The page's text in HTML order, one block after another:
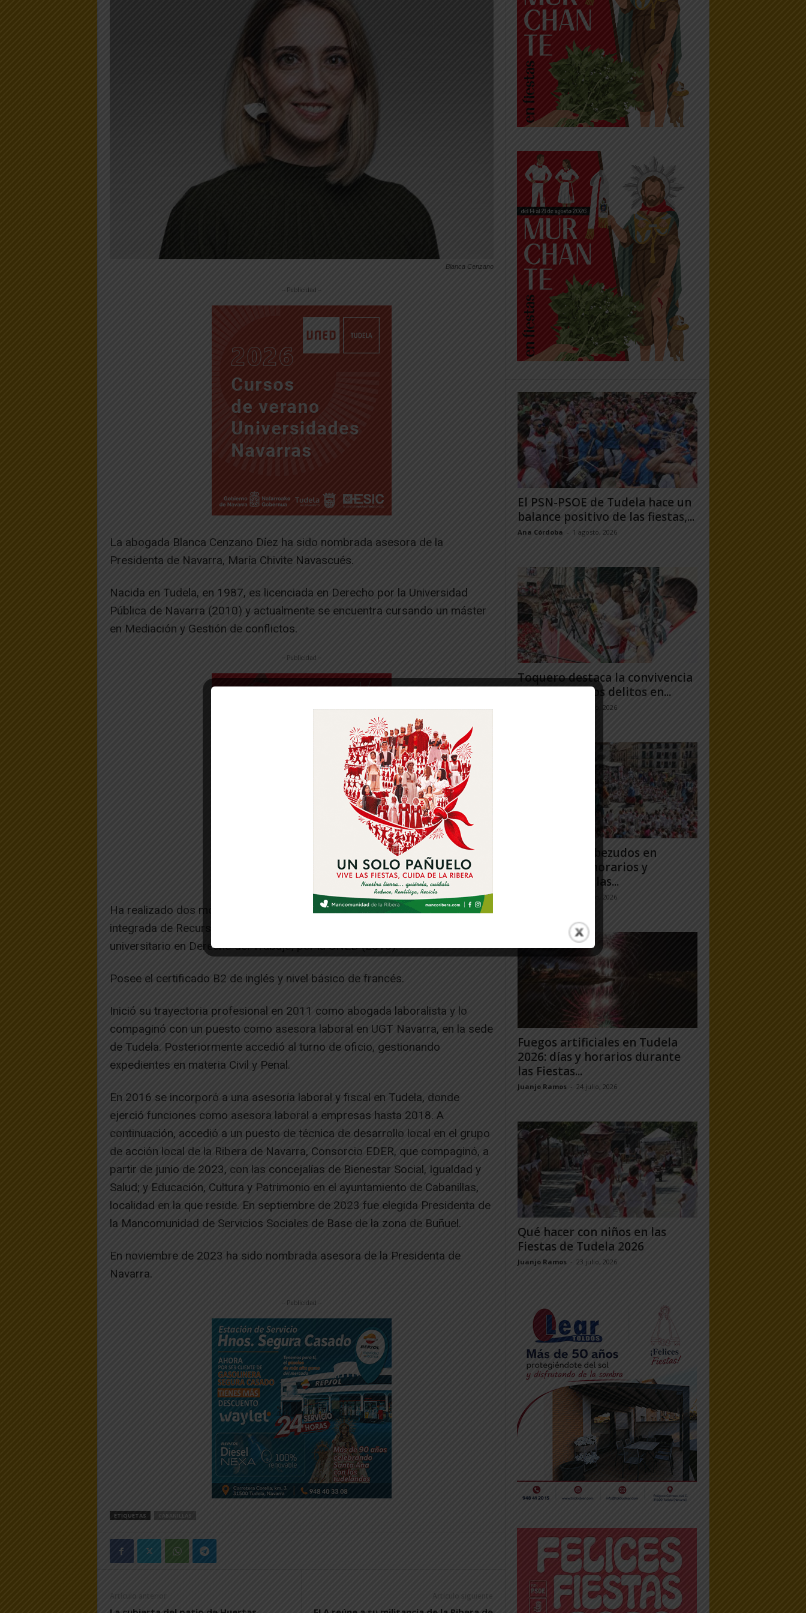
Blanca Cenzano
-- Publicidad --
La abogada Blanca Cenzano Díez ha sido nombrada asesora de la
Presidenta de Navarra, María Chivite Navascués.
Nacida en Tudela, en 1987, es licenciada en Derecho por la Universidad
Pública de Navarra (2010) y actualmente se encuentra cursando un máster
en Mediación y Gestión de conflictos.
-- Publicidad --
Ha realizado dos módulos del Certificado de Profesionalidad de Gestión
integrada de Recursos Humanos (2018) y dispone del Diploma experto
universitario en Derecho del Trabajo, por la UNED (2016).
Posee el certificado B2 de inglés y nivel básico de francés.
Inició su trayectoria profesional en 2011 como abogada laboralista y lo
compaginó con un puesto como asesora laboral en UGT Navarra, en la sede
de Tudela. Posteriormente accedió al turno de oficio, gestionando
expedientes en materia Civil y Penal.
En 2016 se incorporó a una asesoría laboral y fiscal en Tudela, donde
ejerció funciones como asesora laboral a empresas hasta 2018. A
continuación, accedió a un puesto de técnica de desarrollo local en el grupo
de acción local de la Ribera de Navarra, Consorcio EDER, que compaginó, a
partir de junio de 2023, con las concejalías de Bienestar Social, Igualdad y
Salud; y Educación, Cultura y Patrimonio en el ayuntamiento de Cabanillas,
localidad en la que reside. En septiembre de 2023 fue elegida Presidenta de
la Mancomunidad de Servicios Sociales de Base de la zona de Buñuel.
En noviembre de 2023 ha sido nombrada asesora de la Presidenta de
Navarra.
-- Publicidad --
ETIQUETAS CABANILLAS
Artículo anterior Artículo siguiente
El PSN-PSOE de Tudela hace un
balance positivo de las fiestas,...
Ana Córdoba - 1 agosto, 2026
Toquero destaca la convivencia
y la caída de los delitos en...
31 julio, 2026
Gigantes y Cabezudos en
Tudela 2026: horarios y
recorridos en las...
25 julio, 2026
Fuegos artificiales en Tudela
2026: días y horarios durante
las Fiestas...
Juanjo Ramos - 24 julio, 2026
Qué hacer con niños en las
Fiestas de Tudela 2026
Juanjo Ramos - 23 julio, 2026